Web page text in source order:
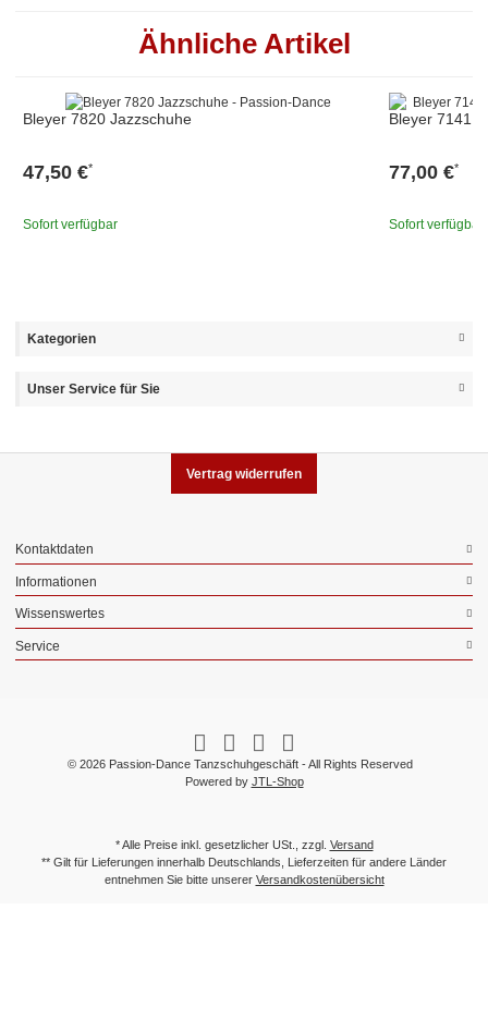
Ähnliche Artikel
Bleyer 7820 Jazzschuhe
47,50 €*
Sofort verfügbar
Bleyer 7141
77,00 €*
Sofort verfügbar
Kategorien
Unser Service für Sie
Vertrag widerrufen
Kontaktdaten
Informationen
Wissenswertes
Service
© 2026 Passion-Dance Tanzschuhgeschäft - All Rights Reserved
Powered by JTL-Shop
* Alle Preise inkl. gesetzlicher USt., zzgl. Versand
** Gilt für Lieferungen innerhalb Deutschlands, Lieferzeiten für andere Länder
entnehmen Sie bitte unserer Versandkostenübersicht